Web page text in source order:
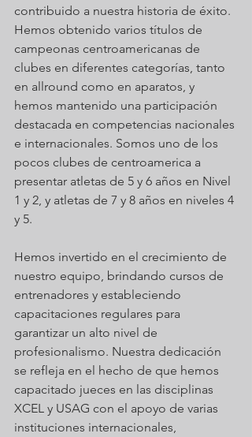
contribuido a nuestra historia de éxito.
Hemos obtenido varios títulos de
campeonas centroamericanas de
clubes en diferentes categorías, tanto
en allround como en aparatos, y
hemos mantenido una participación
destacada en competencias nacionales
e internacionales. Somos uno de los
pocos clubes de centroamerica a
presentar atletas de 5 y 6 años en Nivel
1 y 2, y atletas de 7 y 8 años en niveles 4
y 5.
Hemos invertido en el crecimiento de
nuestro equipo, brindando cursos de
entrenadores y estableciendo
capacitaciones regulares para
garantizar un alto nivel de
profesionalismo. Nuestra dedicación
se refleja en el hecho de que hemos
capacitado jueces en las disciplinas
XCEL y USAG con el apoyo de varias
instituciones internacionales,